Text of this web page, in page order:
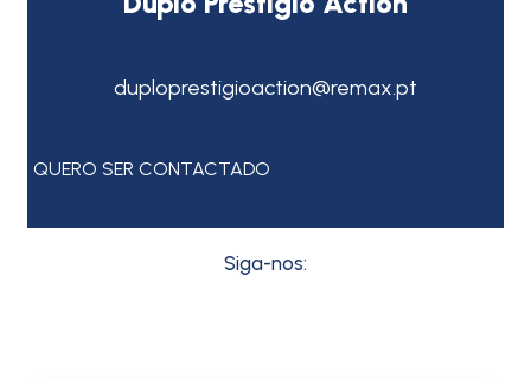
duploprestigioaction@remax.pt
QUERO SER CONTACTADO
Siga-nos: